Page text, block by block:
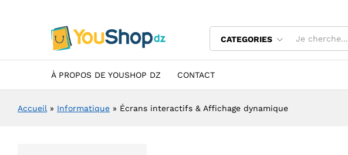
CATEGORIES
À PROPOS DE YOUSHOP DZ CONTACT
Accueil » Informatique » Écrans interactifs & Affichage dynamique